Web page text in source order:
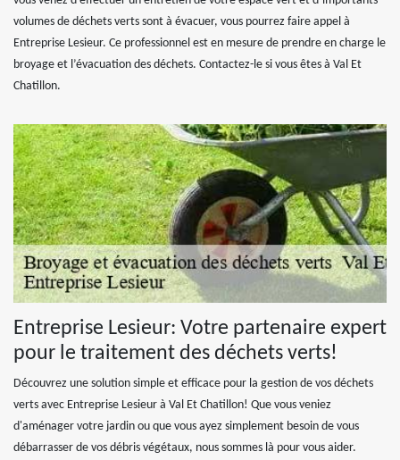
volumes de déchets verts sont à évacuer, vous pourrez faire appel à
Entreprise Lesieur. Ce professionnel est en mesure de prendre en charge le
broyage et l’évacuation des déchets. Contactez-le si vous êtes à Val Et
Chatillon.
Entreprise Lesieur: Votre partenaire expert
pour le traitement des déchets verts!
Découvrez une solution simple et efficace pour la gestion de vos déchets
verts avec Entreprise Lesieur à Val Et Chatillon! Que vous veniez
d'aménager votre jardin ou que vous ayez simplement besoin de vous
débarrasser de vos débris végétaux, nous sommes là pour vous aider.